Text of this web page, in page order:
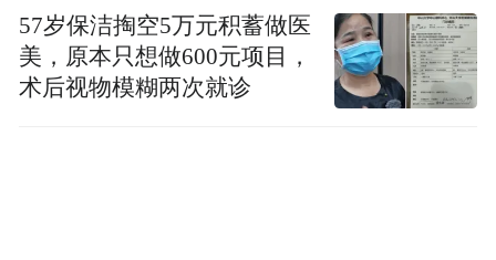
57岁保洁掏空5万元积蓄做医
美，原本只想做600元项目，
术后视物模糊两次就诊